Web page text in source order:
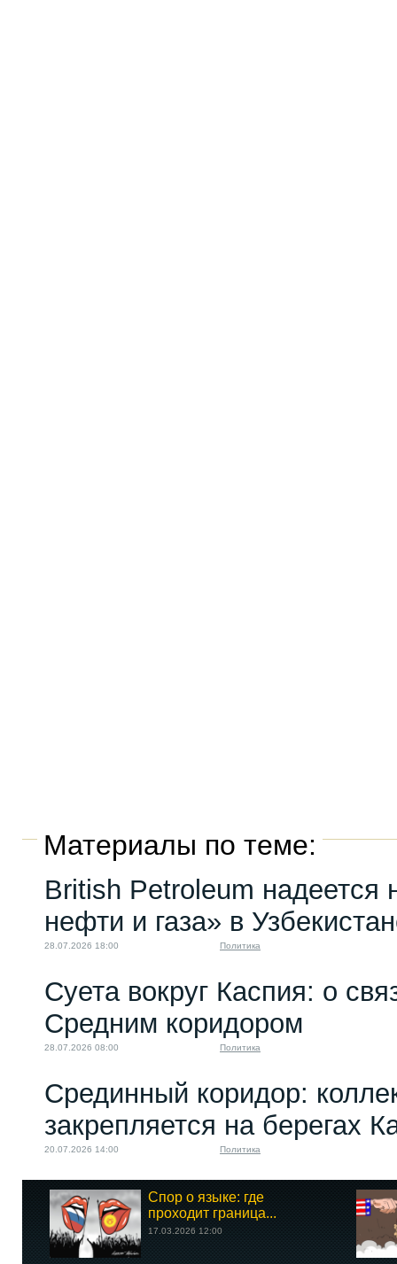
Материалы по теме:
British Petroleum надеется
нефти и газа» в
28.07.2026 18:00 Политика
Суета вокруг Каспия: о
Средним коридором
28.07.2026 08:00 Политика
Срединный коридор:
закрепляется на берегах
20.07.2026 14:00 Политика
Спор о языке: где
проходит граница...
17.03.2026 12:00